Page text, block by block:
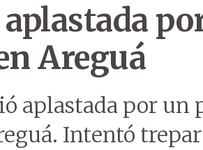
Areguá
aplastada por un
Intentó